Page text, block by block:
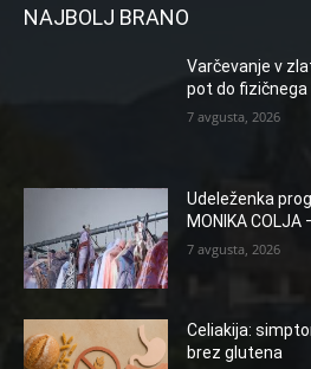
NAJBOLJ BRANO
Varčevanje v
pot do
7 avgusta, 2026
Udeleženka
MONIKA COLJA
7 avgusta, 2026
Celiakija:
brez glutena